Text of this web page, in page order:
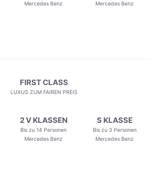
Mercedes Benz
Mercedes Benz
FIRST CLASS
LUXUS ZUM FAIREN PREIS
2 V KLASSEN
Bis zu 14 Personen
Mercedes Benz
S KLASSE
Bis zu 3 Personen
Mercedes Benz